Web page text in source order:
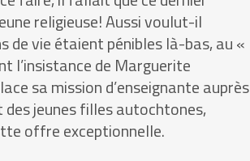
religieuse! Aussi voulut-il
de vie étaient pénibles là-bas, au «
l’insistance de Marguerite
sa mission d’enseignante auprès
jeunes filles autochtones,
offre exceptionnelle.